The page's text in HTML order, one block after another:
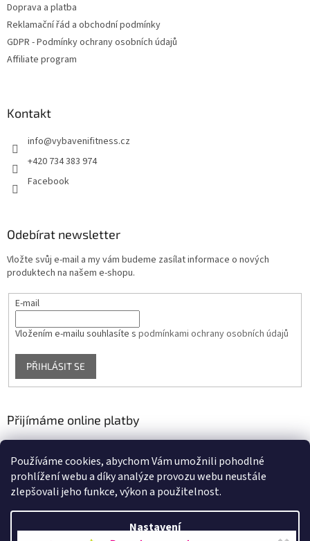
Používáme cookies, abychom Vám umožnili pohodlné
prohlížení webu a díky analýze provozu webu neustále
zlepšovali jeho funkce, výkon a použitelnost.
Nastavení
Doprava a platba
Reklamační řád a obchodní podmínky
GDPR - Podmínky ochrany osobních údajů
Affiliate program
Kontakt
info@vybavenifitness.cz
+420 734 383 974
Facebook
Odebírat newsletter
Vložte svůj e-mail a my vám budeme zasílat informace o nových
produktech na našem e-shopu.
E-mail
Vložením e-mailu souhlasíte s podmínkami ochrany osobních údajů
PŘIHLÁSIT SE
Přijímáme online platby
Vytvořil Shoptet